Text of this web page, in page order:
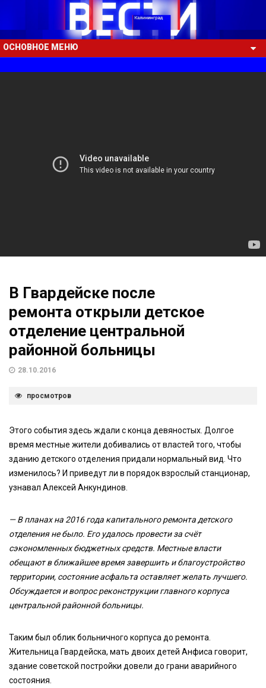
ОСНОВНОЕ МЕНЮ
В Гвардейске после
ремонта открыли детское
отделение центральной
районной больницы
28.10.2016
просмотров
Этого события здесь ждали с конца девяностых. Долгое
время местные жители добивались от властей того, чтобы
зданию детского отделения придали нормальный вид. Что
изменилось? И приведут ли в порядок взрослый станционар,
узнавал Алексей Анкундинов.
— В планах на 2016 года капитального ремонта детского
отделения не было. Его удалось провести за счёт
сэкономленных бюджетных средств. Местные власти
обещают в ближайшее время завершить и благоустройство
территории, состояние асфальта оставляет желать лучшего.
Обсуждается и вопрос реконструкции главного корпуса
центральной районной больницы.
Таким был облик больничного корпуса до ремонта.
Жительница Гвардейска, мать двоих детей Анфиса говорит,
здание советской постройки довели до грани аварийного
состояния.